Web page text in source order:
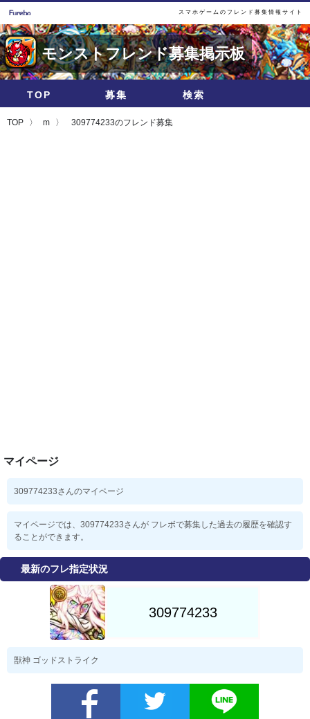
スマホゲームのフレンド募集情報サイト
モンストフレンド募集掲示板
TOP 募集 検索
TOP m 309774233のフレンド募集
マイページ
309774233さんのマイページ
マイページでは、309774233さんが フレボで募集した過去の履歴を確認す
ることができます。
最新のフレ指定状況
獣神 ゴッドストライク